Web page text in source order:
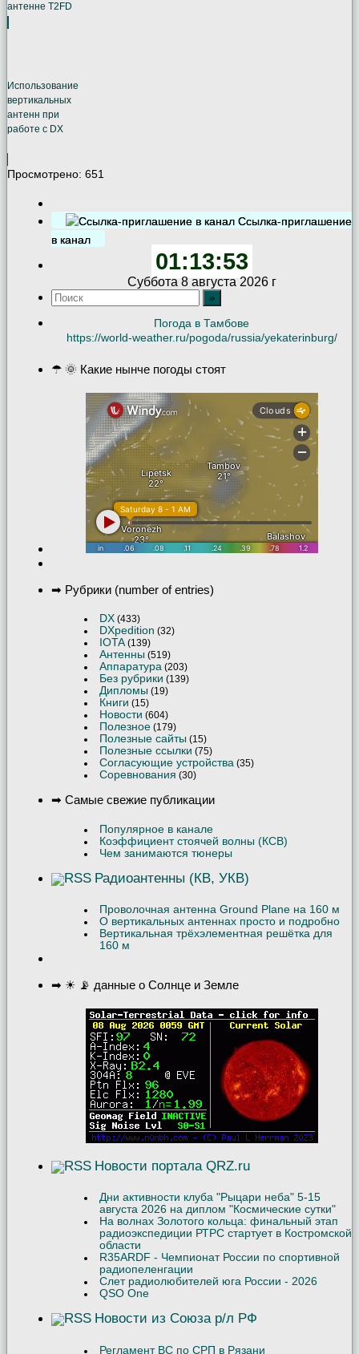
антенне T2FD
Использование
вертикальных
антенн при
работе с DX
Просмотрено: 651
Ссылка-приглашение
в канал
01:13:54
Суббота 8 августа 2026 г
Погода в Тамбове
https://world-weather.ru/pogoda/russia/yekaterinburg/
☂ 🌞 Какие нынче погоды стоят
➡ Рубрики (number of entries)
DX (433)
DXpedition (32)
IOTA(139)
Антенны (519)
Аппаратура (203)
Без рубрики (139)
Дипломы (19)
Книги (15)
Новости (604)
Полезное (179)
Полезные сайты (15)
Полезные ссылки (75)
Согласующие устройства (35)
Соревнования (30)
➡ Самые свежие публикации
Популярное в канале
Коэффициент стоячей волны (КСВ)
Чем занимаются тюнеры
Радиоантенны (КВ, УКВ)
Проволочная антенна Ground Plane на 160 м
О вертикальных антеннах просто и подробно
Вертикальная трёхэлементная решётка для
160 м
➡ ☀ 📡 данные о Солнце и Земле
Новости портала QRZ.ru
Дни активности клуба "Рыцари неба" 5-15
августа 2026 на диплом "Космические сутки"
На волнах Золотого кольца: финальный этап
радиоэкспедиции РТРС стартует в Костромской
области
R35ARDF - Чемпионат России по спортивной
радиопеленгации
Слет радиолюбителей юга России - 2026
QSO One
Новости из Союза р/л РФ
Регламент ВС по СРП в Рязани